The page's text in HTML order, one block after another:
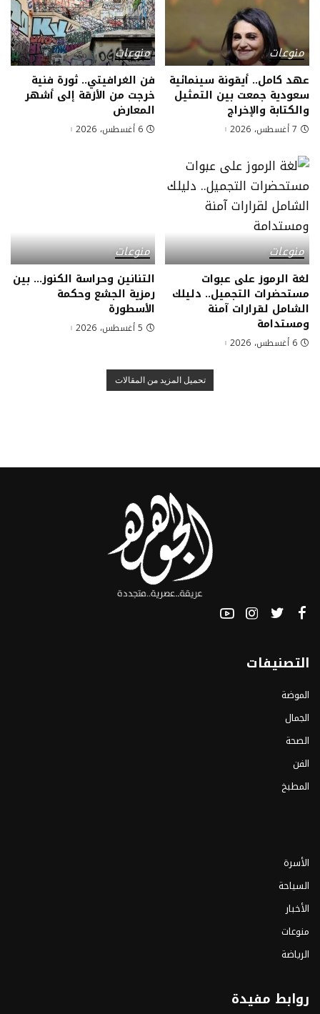
منوعات
عهد كامل.. أيقونة سينمائية
سعودية جمعت بين التمثيل
والكتابة والإخراج
7 أغسطس، 2026
منوعات
فن الغرافيتي.. ثورة فنية
خرجت من الأزقة إلى أشهر
المعارض
6 أغسطس، 2026
منوعات
لغة الرموز على عبوات
مستحضرات التجميل.. دليلك
الشامل لقرارات آمنة
ومستدامة
6 أغسطس، 2026
منوعات
التنانين وحراسة الكنوز… بين
رمزية الجشع وحكمة
الأسطورة
5 أغسطس، 2026
تحميل المزيد من المقالات
التصنيفات
الموضة
الجمال
الصحة
الفن
المطبخ
الأسرة
السياحة
الأخبار
منوعات
الرياضة
روابط مفيدة